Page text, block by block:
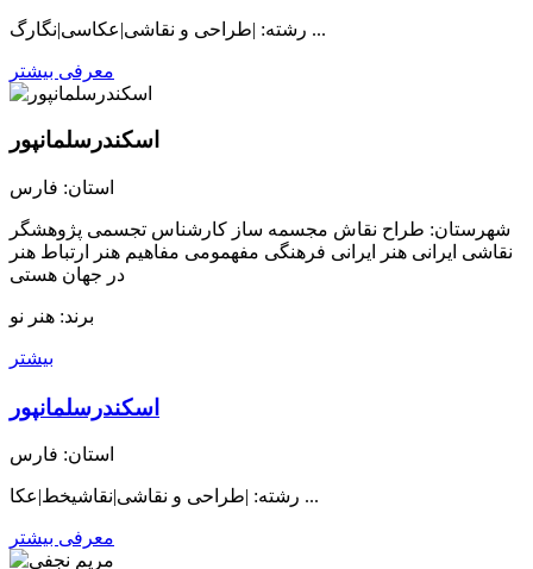
رشته: |طراحی و نقاشی|عکاسی|نگارگ ...
معرفی بیشتر
اسکندرسلمانپور
استان: فارس
شهرستان: طراح نقاش مجسمه ساز کارشناس تجسمی پژوهشگر
نقاشی ایرانی هنر ایرانی فرهنگی مفهمومی مفاهیم هنر ارتباط هنر
در جهان هستی
برند: هنر نو
بیشتر
اسکندرسلمانپور
استان: فارس
رشته: |طراحی و نقاشی|نقاشیخط|عکا ...
معرفی بیشتر